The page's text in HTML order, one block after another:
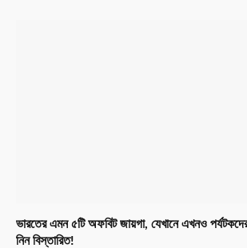
ভারতের এমন ৫টি অফবিট জায়গা, যেখানে এখনও
নিন বিস্তারিত!